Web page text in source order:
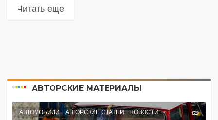
Читать еще
АВТОРСКИЕ МАТЕРИАЛЫ
АВТОМОБИЛИ АВТОРСКИЕ СТАТЬИ НОВОСТИ